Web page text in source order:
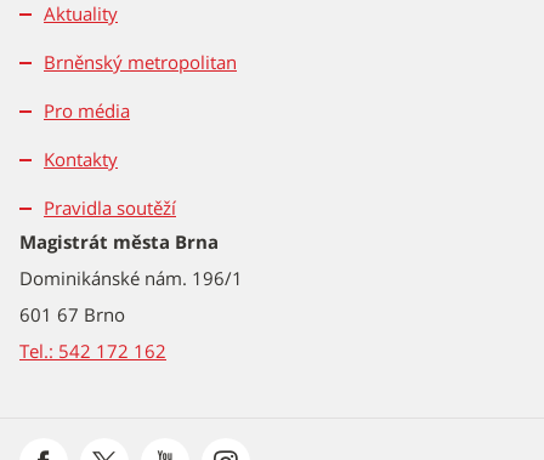
Aktuality
Brněnský metropolitan
Pro média
Kontakty
Pravidla soutěží
Magistrát města Brna
Dominikánské nám. 196/1
601 67 Brno
Tel.: 542 172 162